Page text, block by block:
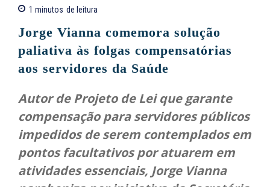
1 minutos de leitura
Jorge Vianna comemora solução
paliativa às folgas compensatórias
aos servidores da Saúde
Autor de Projeto de Lei que garante
compensação para servidores públicos
impedidos de serem contemplados em
pontos facultativos por atuarem em
atividades essenciais, Jorge Vianna